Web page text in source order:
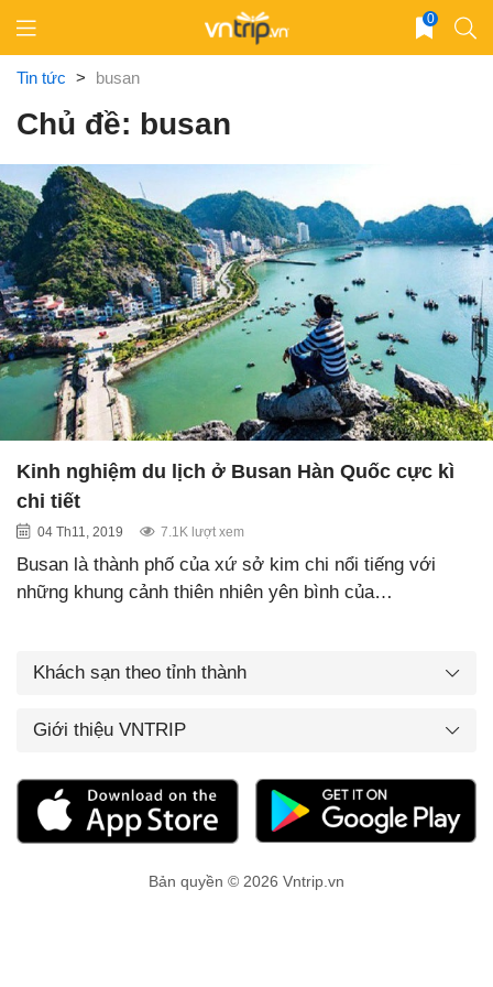
content
0
Tin tức > busan
Chủ đề: busan
Kinh nghiệm du lịch ở Busan Hàn Quốc cực kì
chi tiết
04 Th11, 2019 7.1K lượt xem
Busan là thành phố của xứ sở kim chi nổi tiếng với
những khung cảnh thiên nhiên yên bình của…
Khách sạn theo tỉnh thành
Giới thiệu VNTRIP
Bản quyền © 2026 Vntrip.vn